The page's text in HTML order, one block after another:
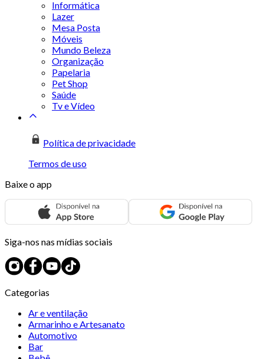
Informática
Lazer
Mesa Posta
Móveis
Mundo Beleza
Organização
Papelaria
Pet Shop
Saúde
Tv e Vídeo
Política de privacidade
Termos de uso
Baixe o app
Siga-nos nas mídias sociais
Categorias
Ar e ventilação
Armarinho e Artesanato
Automotivo
Bar